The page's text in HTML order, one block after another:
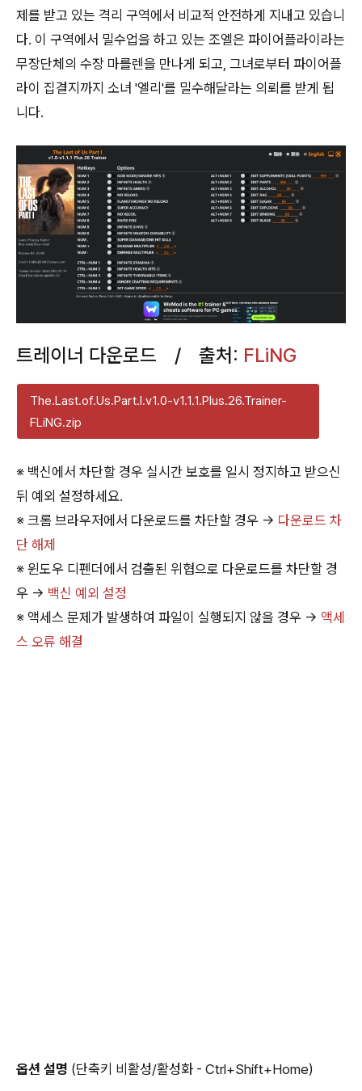
제를 받고 있는 격리 구역에서 비교적 안전하게 지내고 있습니
다. 이 구역에서 밀수업을 하고 있는 조엘은 파이어플라이라는
무장단체의 수장 마를렌을 만나게 되고, 그녀로부터 파이어플
라이 집결지까지 소녀 '엘리'를 밀수해달라는 의뢰를 받게 됩
니다.
트레이너 다운로드 / 출처: FLiNG
The.Last.of.Us.Part.I.v1.0-v1.1.1.Plus.26.Trainer-
FLiNG.zip
※ 백신에서 차단할 경우 실시간 보호를 일시 정지하고 받으신
뒤 예외 설정하세요.
※ 크롬 브라우저에서 다운로드를 차단할 경우 → 다운로드 차
단 해제
※ 윈도우 디펜더에서 검출된 위협으로 다운로드를 차단할 경
우 → 백신 예외 설정
※ 액세스 문제가 발생하여 파일이 실행되지 않을 경우 → 액세
스 오류 해결
옵션 설명 (단축키 비활성/활성화 - Ctrl+Shift+Home)